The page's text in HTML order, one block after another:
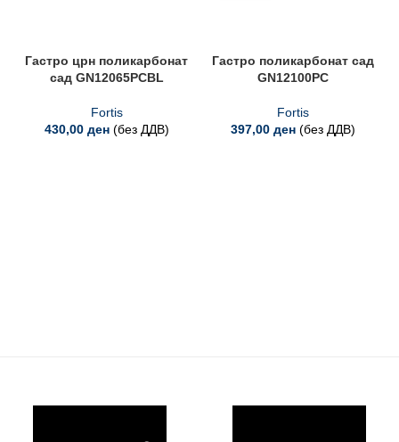
Гастро црн поликарбонат
сад GN12065PCBL
Fortis
430,00 ден (без ДДВ)
Гастро поликарбонат сад
GN12100PC
Fortis
397,00 ден (без ДДВ)